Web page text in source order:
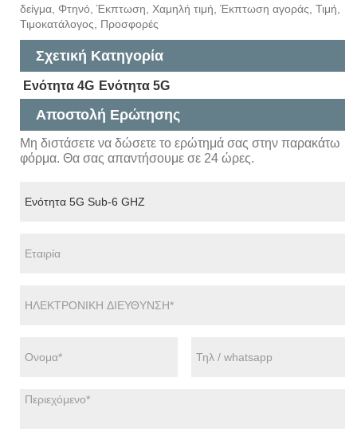
δείγμα, Φτηνό, Έκπτωση, Χαμηλή τιμή, Έκπτωση αγοράς, Τιμή,
Τιμοκατάλογος, Προσφορές
Σχετική Κατηγορία
Ενότητα 4G Ενότητα 5G
Αποστολή Ερώτησης
Μη διστάσετε να δώσετε το ερώτημά σας στην παρακάτω
φόρμα. Θα σας απαντήσουμε σε 24 ώρες.